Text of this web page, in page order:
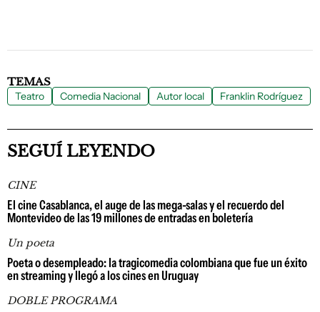
TEMAS
Teatro Comedia Nacional Autor local Franklin Rodríguez
SEGUÍ LEYENDO
CINE
El cine Casablanca, el auge de las mega-salas y el recuerdo del
Montevideo de las 19 millones de entradas en boletería
Un poeta
Poeta o desempleado: la tragicomedia colombiana que fue un éxito
en streaming y llegó a los cines en Uruguay
DOBLE PROGRAMA